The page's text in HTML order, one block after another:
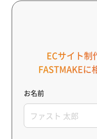
ECサイト制
FASTMAKEに
お名前